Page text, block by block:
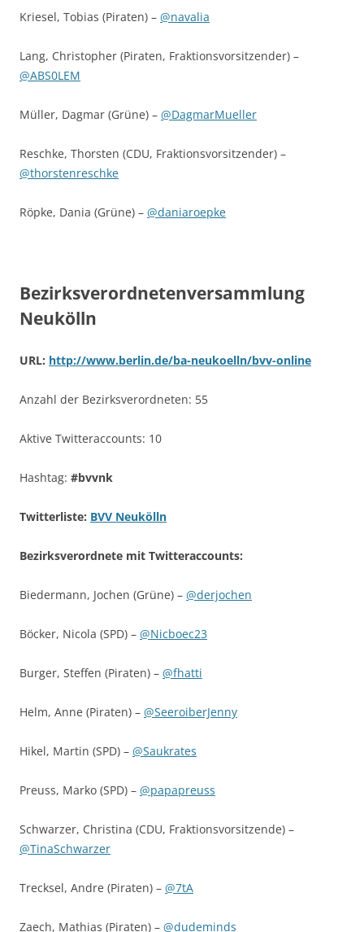
Kriesel, Tobias (Piraten) – @navalia
Lang, Christopher (Piraten, Fraktionsvorsitzender) –
@ABS0LEM
Müller, Dagmar (Grüne) – @DagmarMueller
Reschke, Thorsten (CDU, Fraktionsvorsitzender) –
@thorstenreschke
Röpke, Dania (Grüne) – @daniaroepke
Bezirksverordnetenversammlung
Neukölln
URL: http://www.berlin.de/ba-neukoelln/bvv-online
Anzahl der Bezirksverordneten: 55
Aktive Twitteraccounts: 10
Hashtag: #bvvnk
Twitterliste: BVV Neukölln
Bezirksverordnete mit Twitteraccounts:
Biedermann, Jochen (Grüne) – @derjochen
Böcker, Nicola (SPD) – @Nicboec23
Burger, Steffen (Piraten) – @fhatti
Helm, Anne (Piraten) – @SeeroiberJenny
Hikel, Martin (SPD) – @Saukrates
Preuss, Marko (SPD) – @papapreuss
Schwarzer, Christina (CDU, Fraktionsvorsitzende) –
@TinaSchwarzer
Trecksel, Andre (Piraten) – @7tA
Zaech, Mathias (Piraten) – @dudeminds